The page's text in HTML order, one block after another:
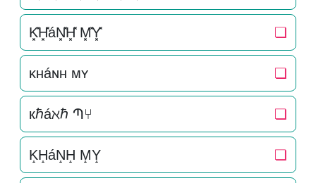
K͓̽H͓̽áN͓̽H͓̽ M͓̽Y͓̽ ❏
ᴋʜáɴʜ ᴍʏ ❏
кℏáℵℏ Պ⑂ ❏
K̝H̝áN̝H̝ M̝Y̝ ❏